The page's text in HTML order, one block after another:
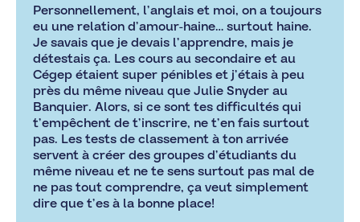
Personnellement, l’anglais et moi, on a toujours
eu une relation d’amour-haine… surtout haine.
Je savais que je devais l’apprendre, mais je
détestais ça. Les cours au secondaire et au
Cégep étaient super pénibles et j’étais à peu
près du même niveau que Julie Snyder au
Banquier. Alors, si ce sont tes difficultés qui
t’empêchent de t’inscrire, ne t’en fais surtout
pas. Les tests de classement à ton arrivée
servent à créer des groupes d’étudiants du
même niveau et ne te sens surtout pas mal de
ne pas tout comprendre, ça veut simplement
dire que t’es à la bonne place!